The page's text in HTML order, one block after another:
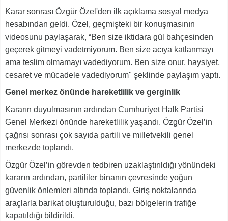
Karar sonrası Özgür Özel'den ilk açıklama sosyal medya
hesabından geldi. Özel, geçmişteki bir konuşmasının
videosunu paylaşarak, “Ben size iktidara gül bahçesinden
geçerek gitmeyi vadetmiyorum. Ben size acıya katlanmayı
ama teslim olmamayı vadediyorum. Ben size onur, haysiyet,
cesaret ve mücadele vadediyorum" şeklinde paylaşım yaptı.
Genel merkez önünde hareketlilik ve gerginlik
Kararın duyulmasının ardından Cumhuriyet Halk Partisi
Genel Merkezi önünde hareketlilik yaşandı. Özgür Özel’in
çağrısı sonrası çok sayıda partili ve milletvekili genel
merkezde toplandı.
Özgür Özel’in görevden tedbiren uzaklaştırıldığı yönündeki
kararın ardından, partililer binanın çevresinde yoğun
güvenlik önlemleri altında toplandı. Giriş noktalarında
araçlarla barikat oluşturulduğu, bazı bölgelerin trafiğe
kapatıldığı bildirildi.